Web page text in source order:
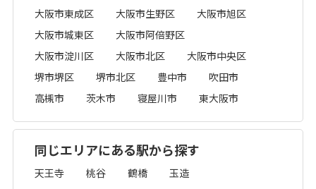
大阪市東成区
大阪市生野区
大阪市旭区
大阪市城東区
大阪市阿倍野区
大阪市淀川区
大阪市北区
大阪市中央区
堺市堺区
堺市北区 豊中市
吹田市
高槻市
茨木市 寝屋川市 東大阪市
同じエリアにある駅から探す
天王寺 桃谷 鶴橋
玉造